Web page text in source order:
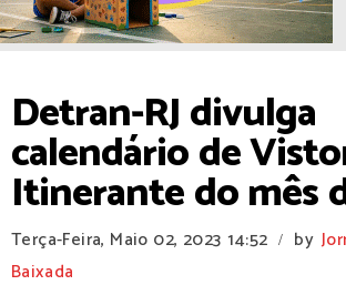
Detran-RJ divulga
calendário de
Itinerante do mês
Terça-Feira, Maio 02, 2023 14:52 / by
Baixada